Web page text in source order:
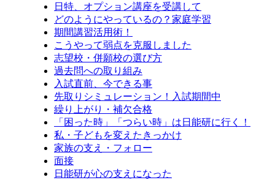
日特、オプション講座を受講して
どのようにやっているの？家庭学習
期間講習活用術！
こうやって弱点を克服しました
志望校・併願校の選び方
過去問への取り組み
入試直前、今できる事
先取りシミュレーション！入試期間中
繰り上がり・補欠合格
「困った時」「つらい時」は日能研に行く！
私・子どもを変えたきっかけ
家族の支え・フォロー
面接
日能研が心の支えになった